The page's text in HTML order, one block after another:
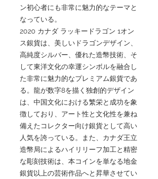
ン初心者にも非常に魅力的なテーマと
なっている。
2020 カナダ ラッキードラゴン 1オン
ス銀貨は、美しいドラゴンデザイン、
高純度シルバー、優れた造幣技術、そ
して東洋文化の幸運シンボルを融合し
た非常に魅力的なプレミアム銀貨であ
る。龍が数字8を描く独創的デザイン
は、中国文化における繁栄と成功を象
徴しており、アート性と文化性を兼ね
備えたコレクター向け銀貨として高い
人気を誇っている。また、カナダ王立
造幣局によるハイリリーフ加工と精密
な彫刻技術は、本コインを単なる地金
銀貨以上の芸術作品へと昇華させてい